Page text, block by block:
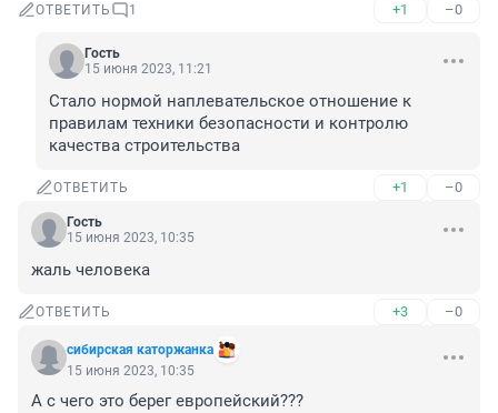
ОТВЕТИТЬ 1 +1 –0
Гость
15 июня 2023, 11:21
Стало нормой наплевательское отношение к
правилам техники безопасности и контролю
качества строительства
ОТВЕТИТЬ +1 –0
Гость
15 июня 2023, 10:35
жаль человека
ОТВЕТИТЬ +3 –0
сибирская каторжанка
15 июня 2023, 10:35
А с чего это берег европейский???